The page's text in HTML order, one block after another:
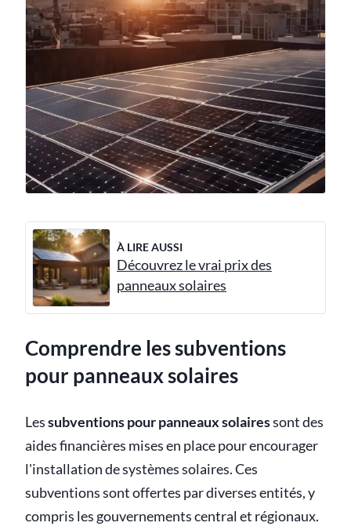
À LIRE AUSSI
Découvrez le vrai prix des
panneaux solaires
Comprendre les subventions
pour panneaux solaires
Lessubventions pour panneaux solairessont des
aides financières mises en place pour encourager
l'installation de systèmes solaires. Ces
subventions sont offertes par diverses entités, y
compris les gouvernements central et régionaux.